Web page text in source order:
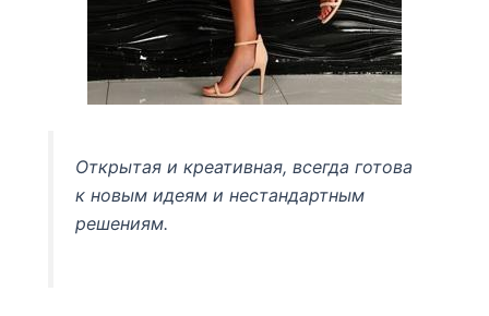
Открытая и креативная, всегда готова
к новым идеям и нестандартным
решениям.